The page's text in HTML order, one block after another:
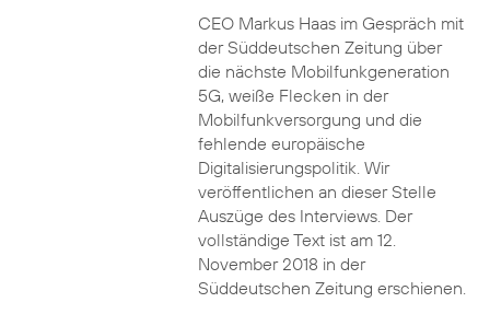
CEO Markus Haas im Gespräch mit
der Süddeutschen Zeitung über
die nächste Mobilfunkgeneration
5G, weiße Flecken in der
Mobilfunkversorgung und die
fehlende europäische
Digitalisierungspolitik. Wir
veröffentlichen an dieser Stelle
Auszüge des Interviews. Der
vollständige Text ist am 12.
November 2018 in der
Süddeutschen Zeitung erschienen.